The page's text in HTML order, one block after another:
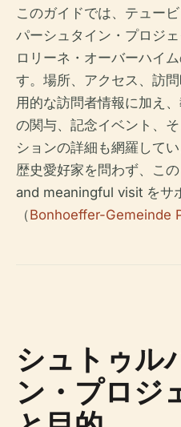
このガイドでは、テュー
パーシュタイン・プロジ
ロリーネ・オーバーハイ
す。場所、アクセス、訪
用的な訪問者情報に加え
の関与、記念イベント、
ションの詳細も網羅して
歴史愛好家を問わず、こ
and meaningful visit をサ
（Bonhoeffer-Gemeinde
シュトゥル
ン・プロジ